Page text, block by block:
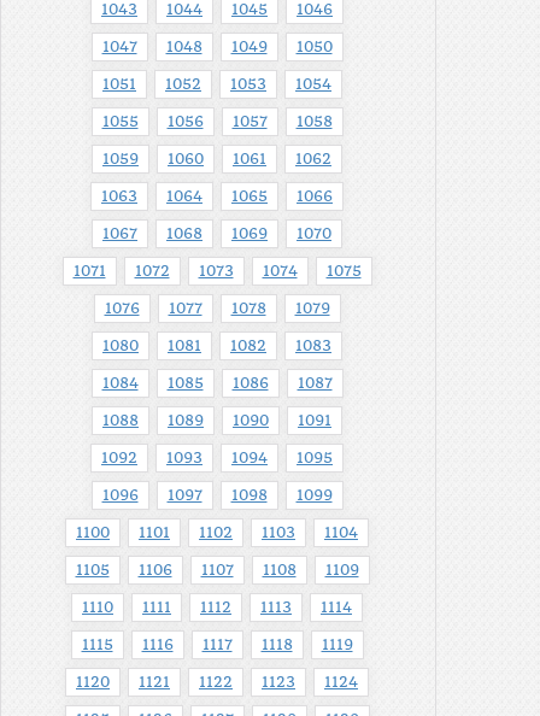
1043 1044 1045 1046
1047 1048 1049 1050
1051 1052 1053 1054
1055 1056 1057 1058
1059 1060 1061 1062
1063 1064 1065 1066
1067 1068 1069 1070
1071 1072 1073 1074 1075
1076 1077 1078 1079
1080 1081 1082 1083
1084 1085 1086 1087
1088 1089 1090 1091
1092 1093 1094 1095
1096 1097 1098 1099
1100 1101 1102 1103 1104
1105 1106 1107 1108 1109
1110 1111 1112 1113 1114
1115 1116 1117 1118 1119
1120 1121 1122 1123 1124